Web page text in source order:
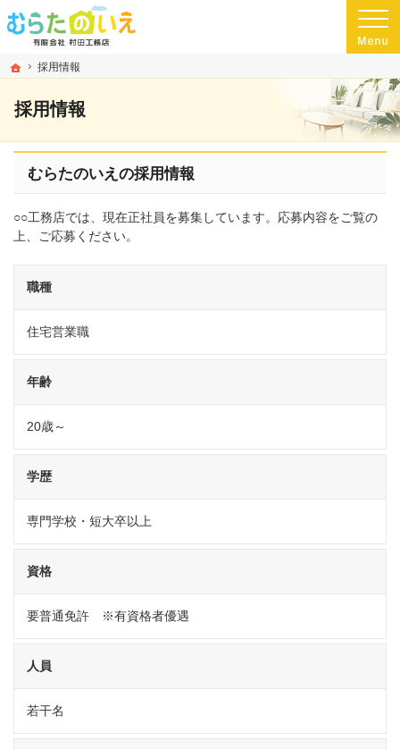
ホーム
採用情報
採用情報
プロの目線からご提案。熊本県玉名市の注文住宅・新築戸建てを手がける工務店
玉名市・玉名郡・荒尾市の高気密・高断熱・ローコスト住宅を手がける工務店な
むらたのいえの採用情報
○○工務店では、現在正社員を募集しています。応募内容をご覧の
上、ご応募ください。
職種
住宅営業職
年齢
20歳～
学歴
専門学校・短大卒以上
資格
要普通免許 ※有資格者優遇
人員
若干名